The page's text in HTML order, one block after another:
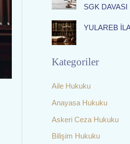
SGK DAVASI
YULAREB
Kategoriler
Aile Hukuku
Anayasa Hukuku
Askeri Ceza Hukuku
Bilişim Hukuku